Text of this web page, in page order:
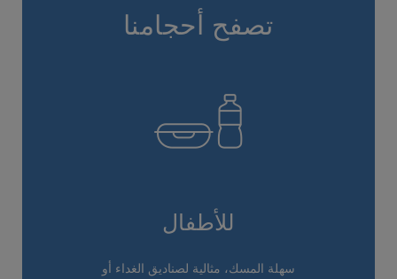
تصفح أحجامنا
للأطفال
سهلة المسك، مثالية لصناديق الغداء أو